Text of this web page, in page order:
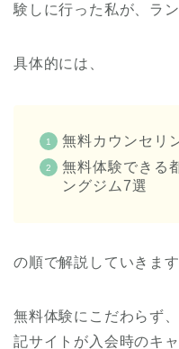
験しに行った私が、ラ
具体的には、
無料カウンセリ
無料体験できる
ングジム7選
の順で解説していきます
無料体験にこだわらず
記サイトが入会時のキ